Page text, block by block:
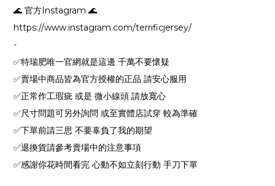
🌊 官方Instagram 🌊
https://www.instagram.com/terrificjersey/
-
✅特瑞肥唯一官網就是這邊 千萬不要懷疑
✅賣場中商品皆為官方授權的正品 請安心服用
✅正常作工瑕疵 或是 微小線頭 請放寬心
✅尺寸問題可另外詢問 或至實體店試穿 較為準確
✅下單前請三思 不要辜負了我的期望
✅退換貨請參考賣場中的注意事項
✅感謝你花時間看完 心動不如立刻行動 手刀下單